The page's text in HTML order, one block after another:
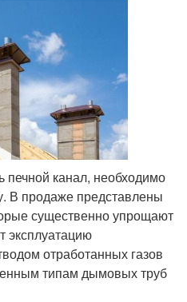
печной канал, необходимо
В продаже представлены
существенно упрощают
эксплуатацию
отработанных газов
типам дымовых труб